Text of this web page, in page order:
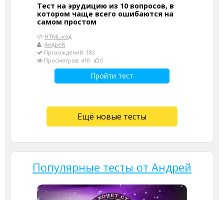
Тест на эрудицию из 10 вопросов, в
котором чаще всего ошибаются на
самом простом
HTML-код
Андрей
Прохождений: 183
Просмотров: 410
0
Пройти тест
Ещё новые тесты
Популярные тесты от Андрей